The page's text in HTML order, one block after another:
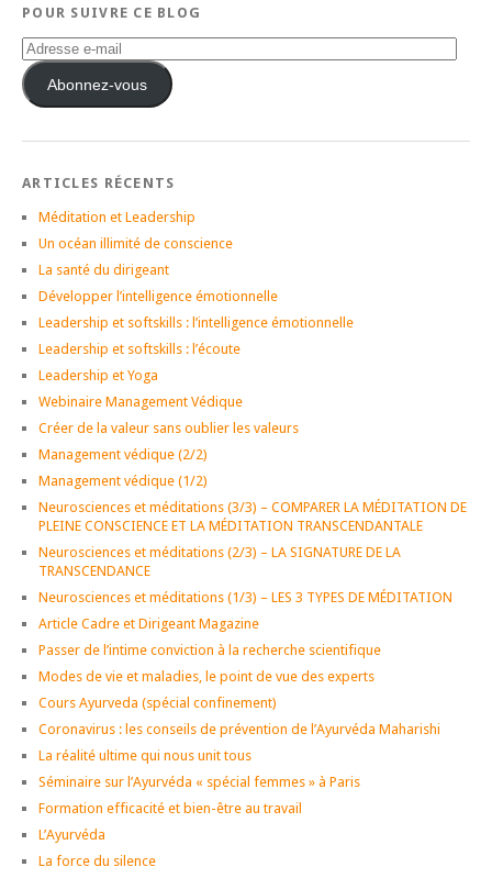
POUR SUIVRE CE BLOG
Adresse
e-
mail Abonnez-vous
ARTICLES RÉCENTS
Méditation et Leadership
Un océan illimité de conscience
La santé du dirigeant
Développer l’intelligence émotionnelle
Leadership et softskills : l’intelligence émotionnelle
Leadership et softskills : l’écoute
Leadership et Yoga
Webinaire Management Védique
Créer de la valeur sans oublier les valeurs
Management védique (2/2)
Management védique (1/2)
Neurosciences et méditations (3/3) – COMPARER LA MÉDITATION DE
PLEINE CONSCIENCE ET LA MÉDITATION TRANSCENDANTALE
Neurosciences et méditations (2/3) – LA SIGNATURE DE LA
TRANSCENDANCE
Neurosciences et méditations (1/3) – LES 3 TYPES DE MÉDITATION
Article Cadre et Dirigeant Magazine
Passer de l’intime conviction à la recherche scientifique
Modes de vie et maladies, le point de vue des experts
Cours Ayurveda (spécial confinement)
Coronavirus : les conseils de prévention de l’Ayurvéda Maharishi
La réalité ultime qui nous unit tous
Séminaire sur l’Ayurvéda « spécial femmes » à Paris
Formation efficacité et bien-être au travail
L’Ayurvéda
La force du silence